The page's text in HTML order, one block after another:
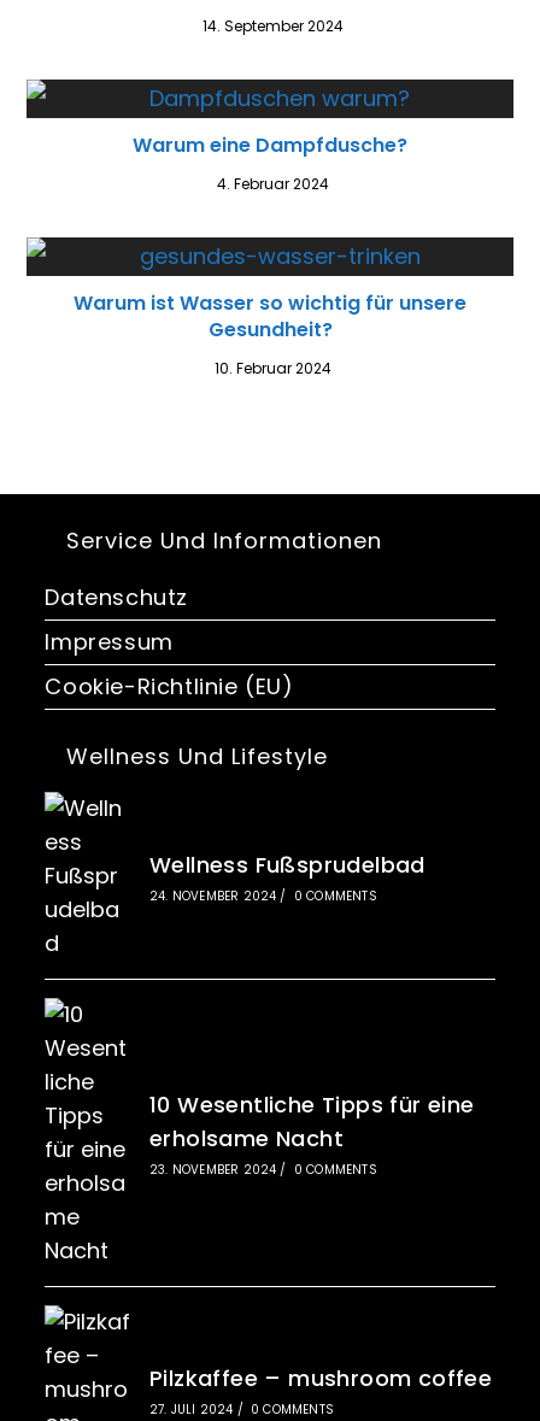
14. September 2024
Warum eine Dampfdusche?
4. Februar 2024
Warum ist Wasser so wichtig für unsere
Gesundheit?
10. Februar 2024
Service Und Informationen
Datenschutz
Impressum
Cookie-Richtlinie (EU)
Wellness Und Lifestyle
Wellness Fußsprudelbad
24. NOVEMBER 2024 / 0 COMMENTS
10 Wesentliche Tipps für eine
erholsame Nacht
23. NOVEMBER 2024 / 0 COMMENTS
Pilzkaffee – mushroom coffee
27. JULI 2024 / 0 COMMENTS